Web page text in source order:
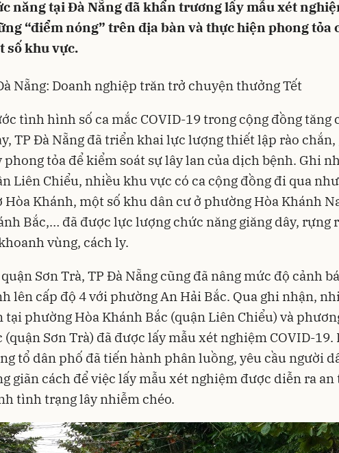
năng tại Đà Nẵng đã khẩn trương lấy mẫu xét
“điểm nóng” trên địa bàn và thực hiện phong tỏa
số khu vực.
Nẵng: Doanh nghiệp trăn trở chuyện thưởng Tết
tình hình số ca mắc COVID-19trong cộng đồng tăng
TP Đà Nẵng đã triển khai lực lượng thiết lập rào chắn,
phong tỏa để kiểm soát sự lây lan của dịch bệnh. Ghi
Liên Chiểu, nhiều khu vực có ca cộng đồng đi qua
Hòa Khánh, một số khu dân cư ở phường Hòa Khánh
Bắc,… đã được lực lượng chức năng giăng dây, rựng
vùng, cách ly.
Sơn Trà, TP Đà Nẵng cũng đã nâng mức độ cảnh
lên cấp độ 4 với phường An Hải Bắc. Qua ghi nhận,
tại phường Hòa Khánh Bắc (quận Liên Chiểu) và
(quận Sơn Trà) đã được lấy mẫu xét nghiệm COVID-19.
tổ dân phố đã tiến hành phân luồng, yêu cầu người
giãn cách để việc lấy mẫu xét nghiệm được diễn ra an
tình trạng lây nhiễm chéo.